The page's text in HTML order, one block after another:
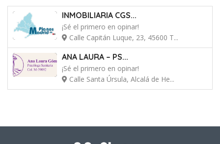
INMOBILIARIA CGS...
¡Sé el primero en opinar!
Calle Capitán Luque, 23, 45600 T...
ANA LAURA – PS...
¡Sé el primero en opinar!
Calle Santa Úrsula, Alcalá de He...